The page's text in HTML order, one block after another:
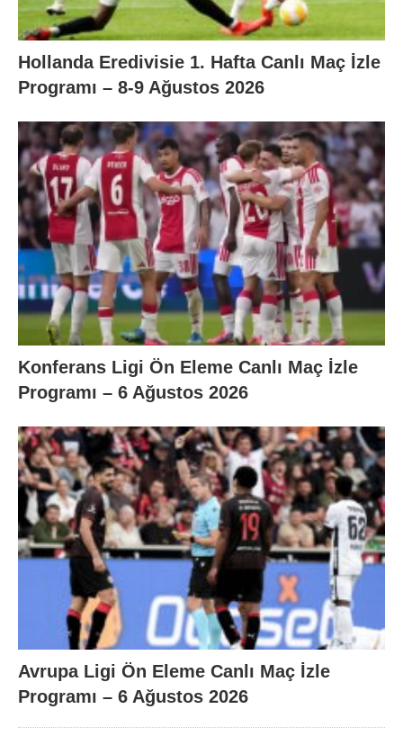
Hollanda Eredivisie 1. Hafta Canlı Maç İzle
Programı – 8-9 Ağustos 2026
Konferans Ligi Ön Eleme Canlı Maç İzle
Programı – 6 Ağustos 2026
Avrupa Ligi Ön Eleme Canlı Maç İzle
Programı – 6 Ağustos 2026